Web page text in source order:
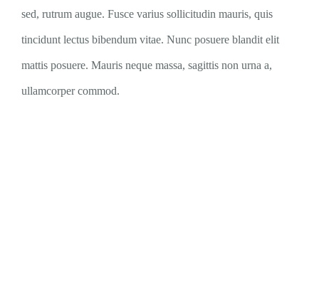
sed, rutrum augue. Fusce varius sollicitudin mauris, quis
tincidunt lectus bibendum vitae. Nunc posuere blandit elit
mattis posuere. Mauris neque massa, sagittis non urna a,
ullamcorper commod.